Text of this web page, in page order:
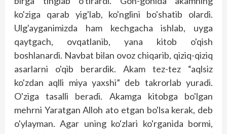
ko'ziga qarab yig'lab, ko'nglini bo'shatib olardi.
Ulg'ayganimizda ham kechgacha ishlab, uyga
qaytgach, ovqatlanib, yana kitob o'qish
boshlanardi. Navbat bilan ovoz chiqarib, qiziq-qiziq
asarlarni o'qib berardik. Akam tez-tez “aqlsiz
ko'zdan aqlli miya yaxshi” deb takrorlab yuradi.
O'ziga tasalli beradi. Akamga kitobga bo'lgan
mehrni Yaratgan Alloh ato etgan bo'lsa kerak, deb
o'ylayman. Agar uning ko'zlari ko'rganida bormi,